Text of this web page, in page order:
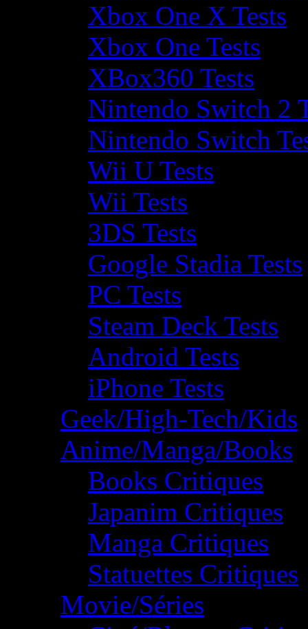
Xbox One X Tests
Xbox One Tests
XBox360 Tests
Nintendo Switch 2
Nintendo Switch
Wii U Tests
Wii Tests
3DS Tests
Google Stadia Tests
PC Tests
Steam Deck Tests
Android Tests
iPhone Tests
Geek/High-Tech/Kids
Anime/Manga/Books
Books Critiques
Japanim Critiques
Manga Critiques
Statuettes Critiques
Movie/Séries